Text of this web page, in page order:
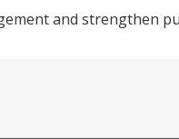
and strengthen